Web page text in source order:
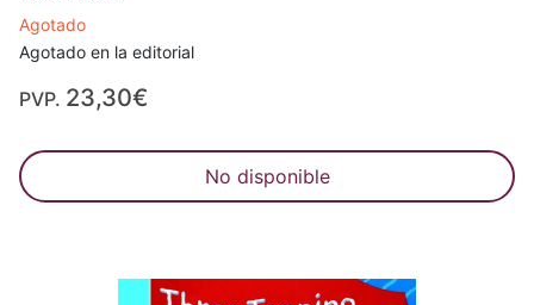
Agotado
Agotado en la editorial
PVP. 23,30€
No disponible